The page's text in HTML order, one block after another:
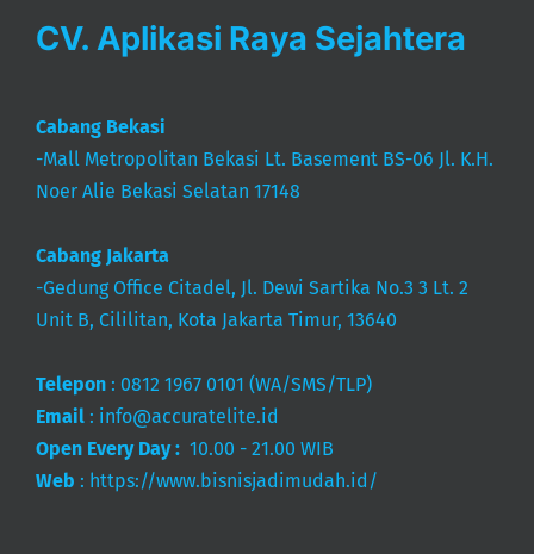
CV. Aplikasi Raya Sejahtera
Cabang Bekasi
-Mall Metropolitan Bekasi Lt. Basement BS-06 Jl. K.H.
Noer Alie Bekasi Selatan 17148
Cabang Jakarta
-Gedung Office Citadel, Jl. Dewi Sartika No.3 3 Lt. 2
Unit B, Cililitan, Kota Jakarta Timur, 13640
Telepon : 0812 1967 0101 (WA/SMS/TLP)
Email : info@accuratelite.id
Open Every Day : 10.00 - 21.00 WIB
Web : https://www.bisnisjadimudah.id/